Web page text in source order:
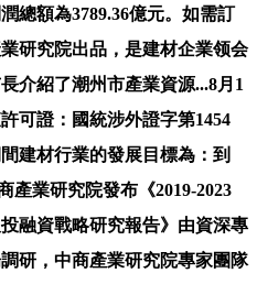
總額為3789.36億元。如需訂
研究院出品，是建材企業领会
介紹了潮州市產業資源...8月1
可證：國統涉外證字第1454
建材行業的發展目標為：到
產業研究院發布《2019-2023
融資戰略研究報告》由資深專
研，中商產業研究院專家團隊